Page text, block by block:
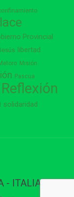
Provincial
libertad
Misión
Pascua
Reflexión
solidaridad
- ITALIA